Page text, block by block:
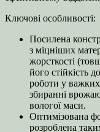
Ключові особливості:
Посилена
з міцніших
жорсткості
його стійкість
роботи у
збиранні
вологої маси.
Оптимізована
розроблена